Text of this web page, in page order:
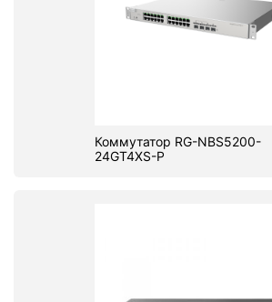
Коммутатор RG-NBS5200-
24GT4XS-P